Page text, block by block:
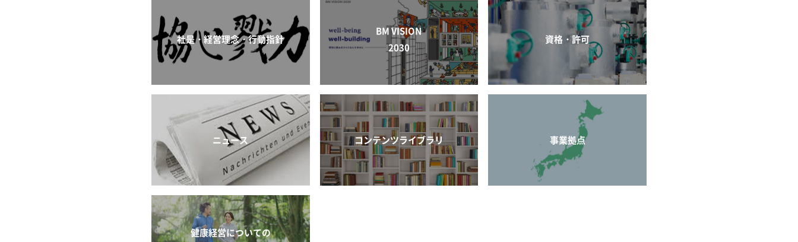
社是・経営理念・行動指針
BM VISION
2030
資格・許可
ニュース コンテンツライブラリ 事業拠点
健康経営についての